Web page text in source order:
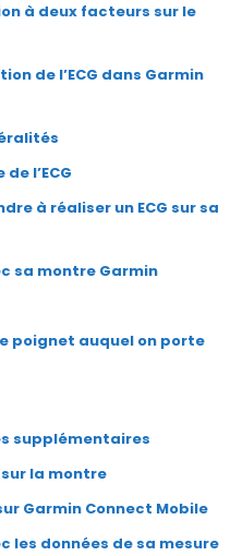
à deux facteurs sur le
de l’ECG dans Garmin
l’ECG
à réaliser un ECG sur sa
sa montre Garmin
poignet auquel on porte
supplémentaires
sur la montre
Garmin Connect Mobile
les données de sa mesure